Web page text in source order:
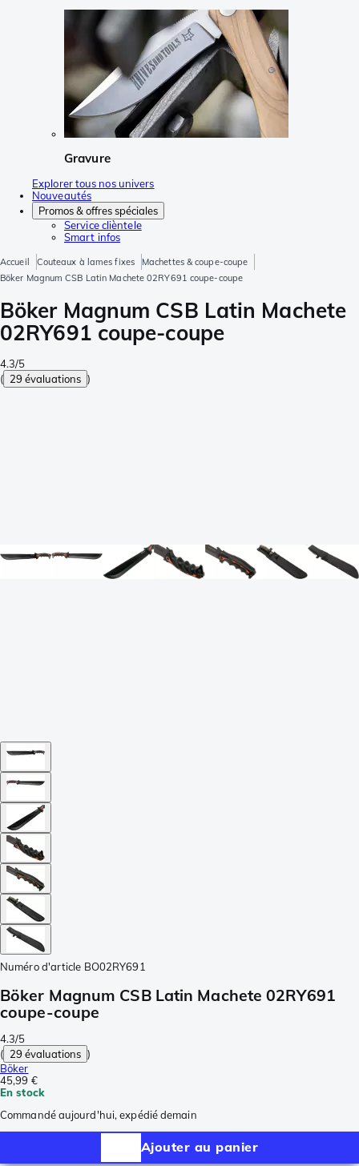
Gravure
Explorer tous nos univers
Nouveautés
Promos & offres spéciales
Service clièntele
Smart infos
Accueil Couteaux à lames fixes
Machettes & coupe-coupe
Böker Magnum CSB Latin Machete 02RY691 coupe-coupe
Böker Magnum CSB Latin Machete
02RY691 coupe-coupe
4.3/5
( 29 évaluations )
Numéro d'article BO02RY691
Böker Magnum CSB Latin Machete 02RY691
coupe-coupe
4.3/5
( 29 évaluations )
Böker
45,99 €
En stock
Commandé aujourd'hui, expédié demain
Ajouter au panier